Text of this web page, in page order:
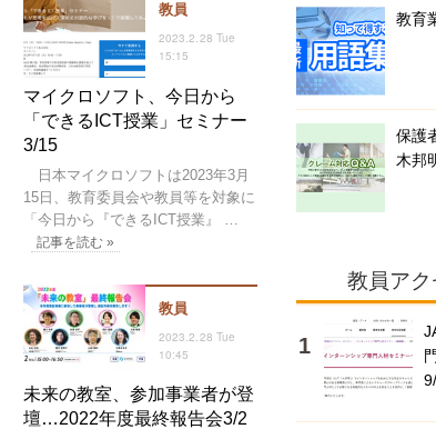
教員
2023.2.28 Tue
15:15
マイクロソフト、今日から
「できるICT授業」セミナー
3/15
日本マイクロソフトは2023年3月
15日、教育委員会や教員等を対象に
「今日から『できるICT授業』 …
記事を読む »
教員
2023.2.28 Tue
10:45
未来の教室、参加事業者が登
壇…2022年度最終報告会3/2
教育
保護
木邦
教員ア